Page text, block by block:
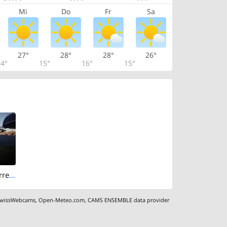
Mi Do Fr Sa
27°
15°
28°
16°
28°
15°
26°
South-east: Torrent Schwalbennest
,Open-Meteo.com,CAMS ENSEMBLE data provider